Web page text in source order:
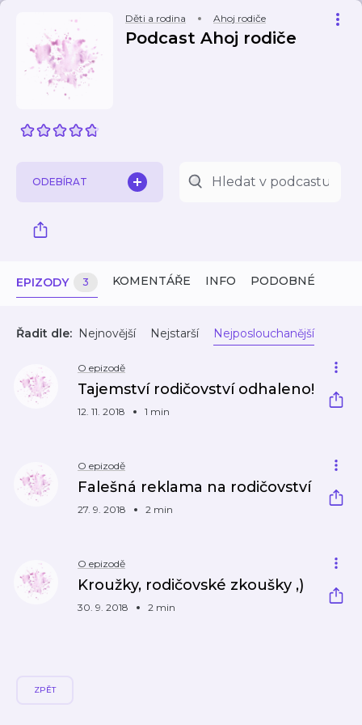
Děti a rodina Ahoj rodiče
Podcast Ahoj rodiče
ODEBÍRAT
EPIZODY 3 KOMENTÁŘE INFO PODOBNÉ
Řadit dle: Nejnovější Nejstarší Nejposlouchanější
O epizodě
Tajemství rodičovství odhaleno!
12. 11. 2018 1 min
O epizodě
Falešná reklama na rodičovství
27. 9. 2018 2 min
O epizodě
Kroužky, rodičovské zkoušky ,)
30. 9. 2018 2 min
ZPĚT